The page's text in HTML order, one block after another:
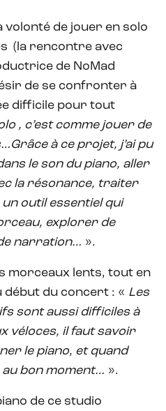
volonté de jouer en solo
(la rencontre avec
de NoMad
de se confronter à
difficile pour tout
, c’est comme jouer de
à ce projet, j’ai pu
le son du piano, aller
la résonance, traiter
outil essentiel qui
explorer de
narration… ».
morceaux lents, tout en
début du concert : « Les
sont aussi difficiles à
véloces, il faut savoir
le piano, et quand
bon moment… ».
de ce studio